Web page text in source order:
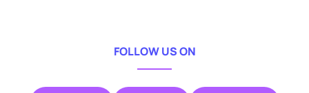
FOLLOW US ON